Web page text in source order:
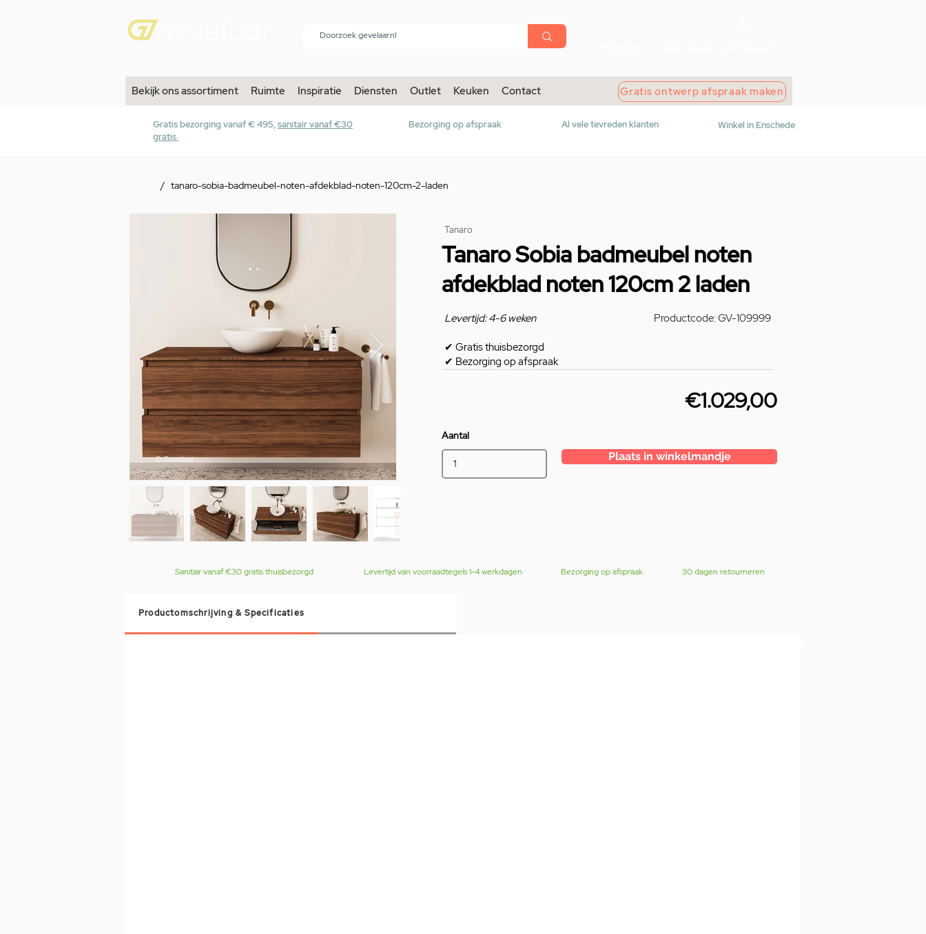
menu
Bekijk ons assortiment Ruimte Inspiratie Diensten Outlet Keuken Contact Gratis ontwerp afspraak maken
Gratis bezorging vanaf € 495, sanitair vanaf €30
gratis
Bezorging op afspraak Al vele tevreden klanten Winkel in Enschede
/ tanaro-sobia-badmeubel-noten-afdekblad-noten-120cm-2-laden
Tanaro
Tanaro Sobia badmeubel noten
afdekblad noten 120cm 2 laden
Levertijd: 4-6 weken
✔ Gratis thuisbezorgd
✔ Bezorging op afspraak
Productcode: GV-109999
€1.029,00
Aantal
Plaats in winkelmandje
Sanitair vanaf €30 gratis thuisbezorgd Levertijd van voorraadtegels 1-4 werkdagen Bezorging op afspraak 30 dagen retourneren
Productomschrijving & Specificaties